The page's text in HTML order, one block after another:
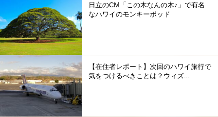
日立のCM「この木なんの木♪」で有名
なハワイのモンキーポッド
【在住者レポート】次回のハワイ旅行で
気をつけるべきことは？ウィズ...